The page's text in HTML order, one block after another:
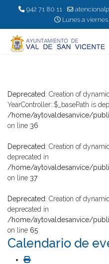
942 71 80 11
Lunes a
Deprecated: Creation of
YearController::$_basePath is
/home/aytovaldesanvice/
on line 36
Deprecated: Creation of
deprecated in
/home/aytovaldesanvice/
on line 37
Deprecated: Creation of
deprecated in
/home/aytovaldesanvice/
on line 65
Calendario de